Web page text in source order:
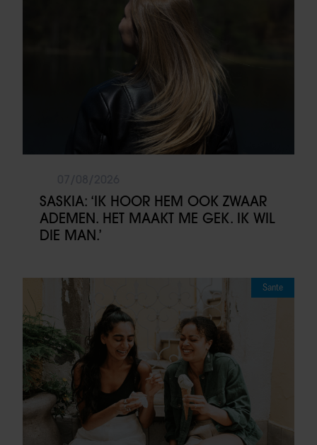
SASKIA: ‘IK HOOR HEM OOK ZWAAR
ADEMEN. HET MAAKT ME GEK. IK WIL
DIE MAN.’
Sante